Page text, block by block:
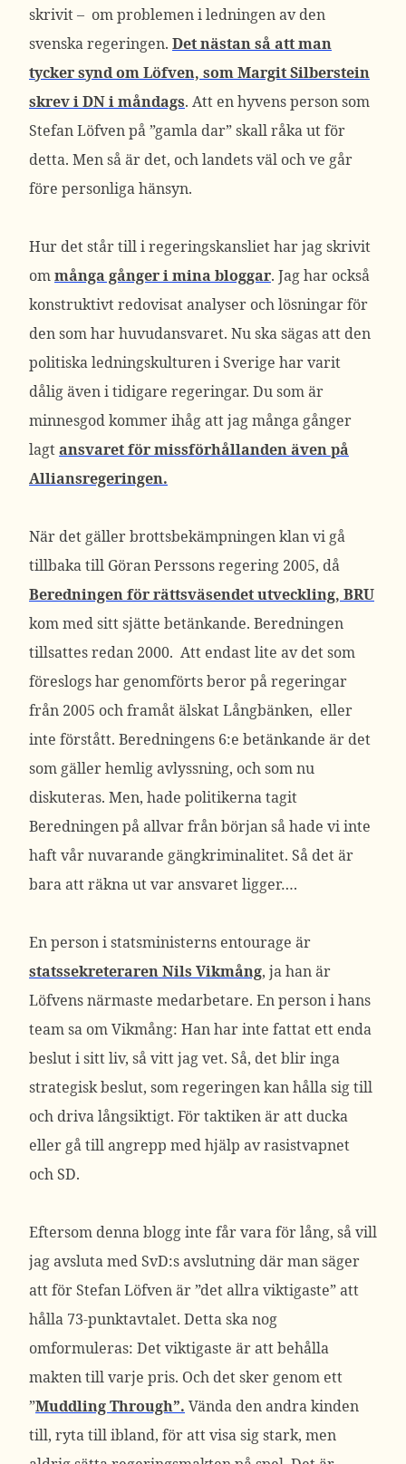
skrivit – om problemen i ledningen av den
svenska regeringen. Det nästan så att man
tycker synd om Löfven, som Margit Silberstein
skrev i DN i måndags. Att en hyvens person som
Stefan Löfven på ”gamla dar” skall råka ut för
detta. Men så är det, och landets väl och ve går
före personliga hänsyn.
Hur det står till i regeringskansliet har jag skrivit
ommånga gånger i mina bloggar. Jag har också
konstruktivt redovisat analyser och lösningar för
den som har huvudansvaret. Nu ska sägas att den
politiska ledningskulturen i Sverige har varit
dålig även i tidigare regeringar. Du som är
minnesgod kommer ihåg att jag många gånger
lagtansvaret för missförhållanden även på
Alliansregeringen.
När det gäller brottsbekämpningen klan vi gå
tillbaka till Göran Perssons regering 2005, då
Beredningen för rättsväsendet utveckling, BRU
kom med sitt sjätte betänkande. Beredningen
tillsattes redan 2000. Att endast lite av det som
föreslogs har genomförts beror på regeringar
från 2005 och framåt älskat Långbänken, eller
inte förstått. Beredningens 6:e betänkande är det
som gäller hemlig avlyssning, och som nu
diskuteras. Men, hade politikerna tagit
Beredningen på allvar från början så hade vi inte
haft vår nuvarande gängkriminalitet. Så det är
bara att räkna ut var ansvaret ligger….
En person i statsministerns entourage är
statssekreteraren Nils Vikmång, ja han är
Löfvens närmaste medarbetare. En person i hans
team sa om Vikmång: Han har inte fattat ett enda
beslut i sitt liv, så vitt jag vet. Så, det blir inga
strategisk beslut, som regeringen kan hålla sig till
och driva långsiktigt. För taktiken är att ducka
eller gå till angrepp med hjälp av rasistvapnet
och SD.
Eftersom denna blogg inte får vara för lång, så vill
jag avsluta med SvD:s avslutning där man säger
att för Stefan Löfven är ”det allra viktigaste” att
hålla 73-punktavtalet. Detta ska nog
omformuleras: Det viktigaste är att behålla
makten till varje pris. Och det sker genom ett
”Muddling Through”. Vända den andra kinden
till, ryta till ibland, för att visa sig stark, men